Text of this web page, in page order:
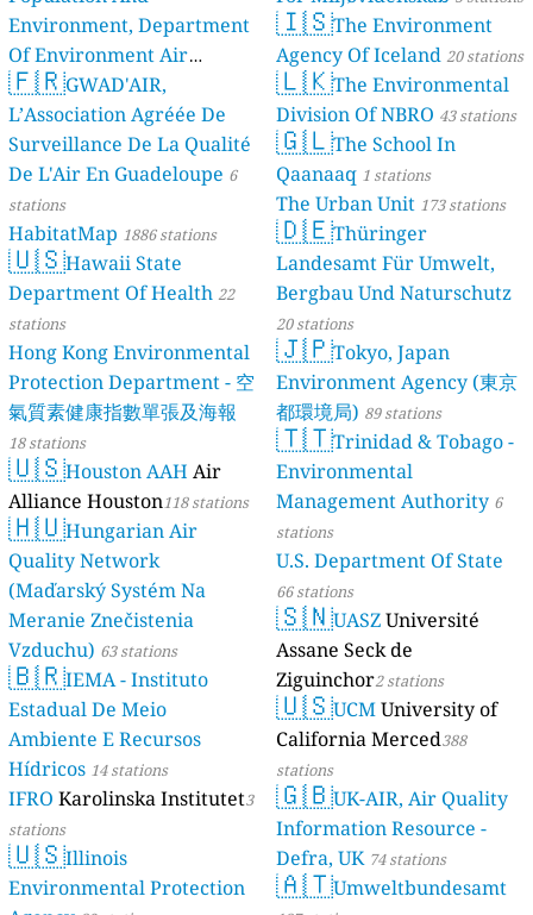
Environment, Department
Of Environment Air
Quality Monitoring
stations
🇫🇷GWAD'AIR,
L’Association Agréée De
Surveillance De La Qualité
De L'Air En Guadeloupe 6
stations
HabitatMap 1886 stations
🇺🇸Hawaii State
Department Of Health 22
stations
Hong Kong Environmental
Protection Department - 空
氣質素健康指數單張及海報
18 stations
🇺🇸Houston AAH Air
Alliance Houston118 stations
🇭🇺Hungarian Air
Quality Network
(Maďarský Systém Na
Meranie Znečistenia
Vzduchu) 63 stations
🇧🇷IEMA - Instituto
Estadual De Meio
Ambiente E Recursos
Hídricos 14 stations
IFRO Karolinska Institutet3
stations
🇺🇸Illinois
Environmental Protection
🇮🇸The Environment
Agency Of Iceland 20 stations
🇱🇰The Environmental
Division Of NBRO 43 stations
🇬🇱The School In
Qaanaaq 1 stations
The Urban Unit 173 stations
🇩🇪Thüringer
Landesamt Für Umwelt,
Bergbau Und Naturschutz
20 stations
🇯🇵Tokyo, Japan
Environment Agency (東京
都環境局) 89 stations
🇹🇹Trinidad & Tobago -
Environmental
Management Authority 6
stations
U.S. Department Of State
66 stations
🇸🇳UASZUniversité
Assane Seck de
Ziguinchor2 stations
🇺🇸UCMUniversity of
California Merced388
stations
🇬🇧UK-AIR, Air Quality
Information Resource -
Defra, UK 74 stations
🇦🇹Umweltbundesamt